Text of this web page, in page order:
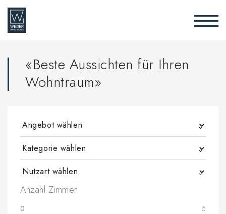
«Beste Aussichten für Ihren
Wohntraum»
Anzahl Zimmer
0 6